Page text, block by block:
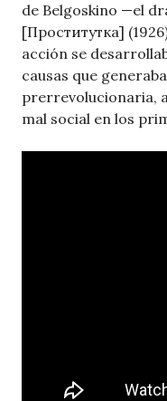
de Belgoskino —el
[Проститутка]
acción se
causas que
prerrevolucionaria,
mal social en los